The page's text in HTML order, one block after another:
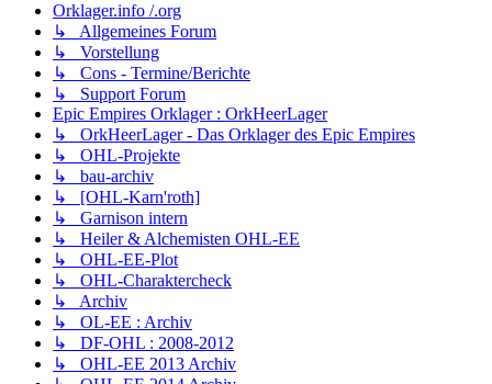
Orklager.info /.org
↳ Allgemeines Forum
↳ Vorstellung
↳ Cons - Termine/Berichte
↳ Support Forum
Epic Empires Orklager : OrkHeerLager
↳ OrkHeerLager - Das Orklager des Epic Empires
↳ OHL-Projekte
↳ bau-archiv
↳ [OHL-Karn'roth]
↳ Garnison intern
↳ Heiler & Alchemisten OHL-EE
↳ OHL-EE-Plot
↳ OHL-Charaktercheck
↳ Archiv
↳ OL-EE : Archiv
↳ DF-OHL : 2008-2012
↳ OHL-EE 2013 Archiv